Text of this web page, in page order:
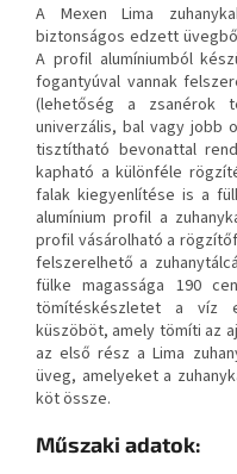
A Mexen Lima
biztonságos edzett
A profil alumíniumból
fogantyúval vannak
(lehetőség a zsanérok
univerzális, bal vagy jobb
tisztítható bevonattal
kapható a különféle
falak kiegyenlítése is a
alumínium profil a
profil vásárolható a
felszerelhető a
fülke magassága 190
tömítéskészletet a víz
küszöböt, amely tömíti az
az első rész a Lima
üveg, amelyeket a
köt össze.
Műszaki adatok: